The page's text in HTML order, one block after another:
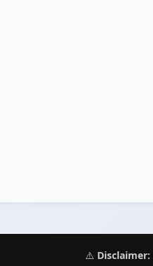
⚠️ Disclaimer: